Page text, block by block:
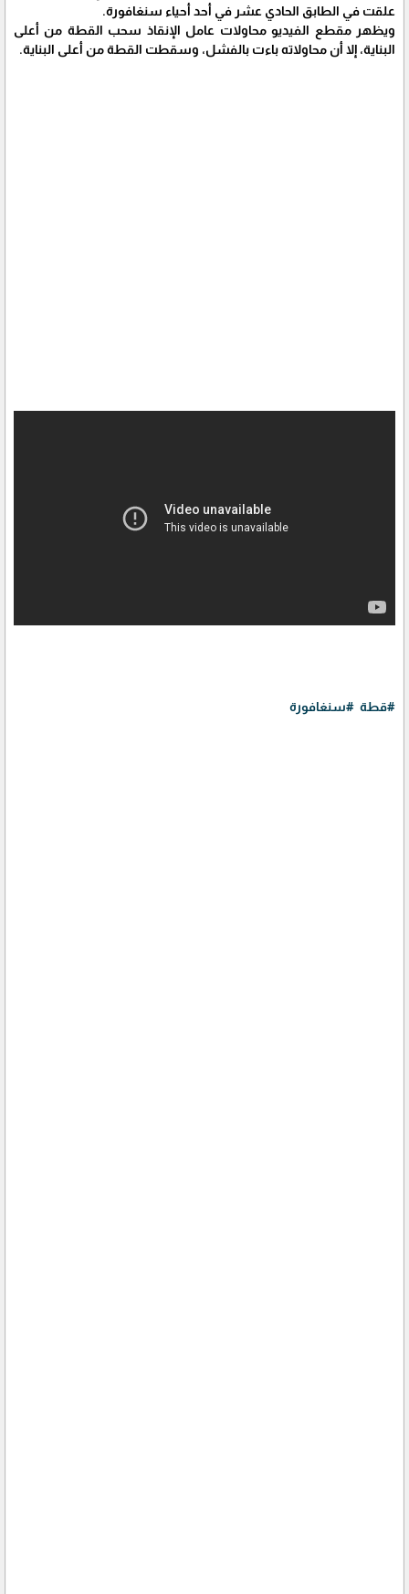
علقت في الطابق الحادي عشر في أحد أحياء سنغافورة.
ويظهر مقطع الفيديو محاولات عامل الإنقاذ سحب القطة من أعلى
البناية، إلا أن محاولاته باءت بالفشل، وسقطت القطة من أعلى البناية.
#قطة #سنغافورة